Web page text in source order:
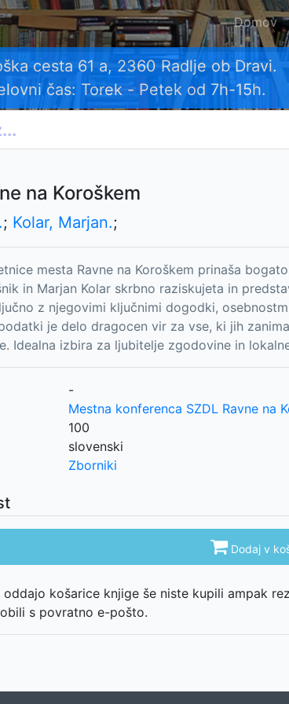
Domov
cesta 61 a, 2360 Radlje ob Dravi.
čas: Torek - Petek od 7h-15h.
na Koroškem
; Kolar, Marjan.;
mesta Ravne na Koroškem prinaša
in Marjan Kolar skrbno raziskujeta in
z njegovimi ključnimi dogodki,
je delo dragocen vir za vse, ki jih
Idealna izbira za ljubitelje zgodovine in
-
Mestna konferenca SZDL Ravne na
100
slovenski
Zborniki
 Dodaj v
oddajo košarice knjige še niste kupili ampak
s povratno e-pošto.